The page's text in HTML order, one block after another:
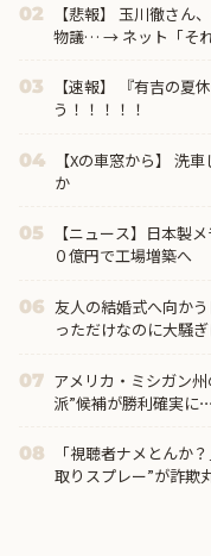
02
【悲報】 玉川徹さん
物議… → ネット「そ
03
【速報】 『有吉の夏
う！！！！！
04
【Xの車窓から】 洗
か
05
【ニュース】日本製
０億円で工場増築へ
06 友人の結婚式へ向か
っただけなのに大騒
07 アメリカ・ミシガン
派”候補が勝利確実に
08
「視聴者ナメとんか
取りスプレー”が詐欺